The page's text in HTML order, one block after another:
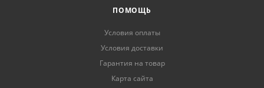
ПОМОЩЬ
Условия оплаты
Условия доставки
Гарантия на товар
Карта сайта